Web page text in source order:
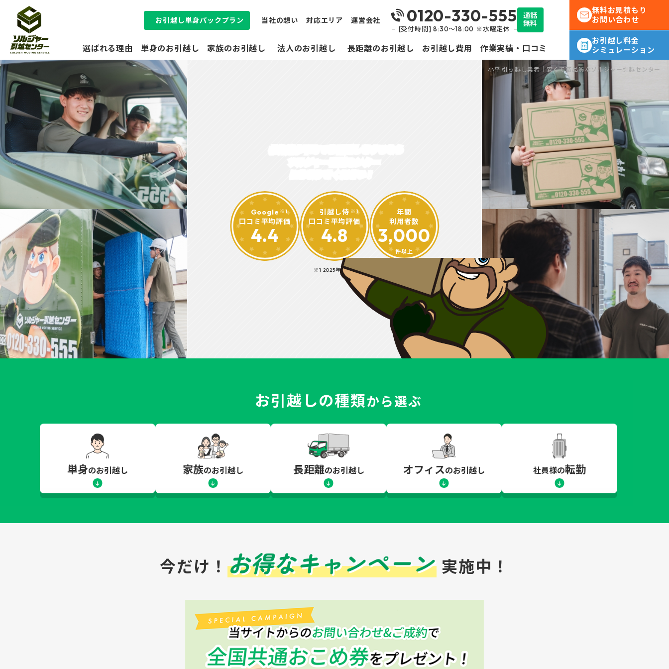
お引越し単身パックプラン 当社の想い 対応エリア 運営会社 0120-330-555
[受付時間] 8:30～18:00 ※水曜定休
通話
無料
選ばれる理由 単身のお引越し 家族のお引越し 法人のお引越し
オフィス のお引越し 転勤
長距離のお引越し お引越し費用 作業実績・口コミ
無料お見積もり
お問い合わせ
お引越し料金
シミュレーション
小平 引っ越し業者｜安くて高品質なソルジャー引越センター
Google
口コミ平均評価
4.4
※1
引越し侍
口コミ平均評価
4.8
※1
年間
利用者数
3,000
件以上
※1 2025年6月時点
お引越しの種類から選ぶ
単身のお引越し 家族のお引越し 長距離のお引越し オフィスのお引越し 社員様の転勤
今だけ！ 実施中！